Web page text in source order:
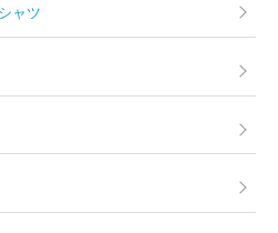
ャツ